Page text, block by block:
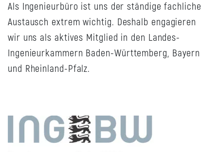
Als Ingenieurbüro ist uns der ständige fachliche
Austausch extrem wichtig. Deshalb engagieren
wir uns als aktives Mitglied in den Landes-
Ingenieurkammern Baden-Württemberg, Bayern
und Rheinland-Pfalz.